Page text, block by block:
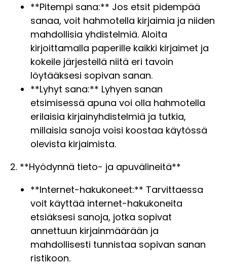
**Pitempi sana:** Jos etsit pidempää
sanaa, voit hahmotella kirjaimia ja niiden
mahdollisia yhdistelmiä. Aloita
kirjoittamalla paperille kaikki kirjaimet ja
kokeile järjestellä niitä eri tavoin
löytääksesi sopivan sanan.
**Lyhyt sana:** Lyhyen sanan
etsimisessä apuna voi olla hahmotella
erilaisia kirjainyhdistelmiä ja tutkia,
millaisia sanoja voisi koostaa käytössä
olevista kirjaimista.
2. **Hyödynnä tieto- ja apuvälineitä**
**Internet-hakukoneet:** Tarvittaessa
voit käyttää internet-hakukoneita
etsiäksesi sanoja, jotka sopivat
annettuun kirjainmäärään ja
mahdollisesti tunnistaa sopivan sanan
ristikoon.